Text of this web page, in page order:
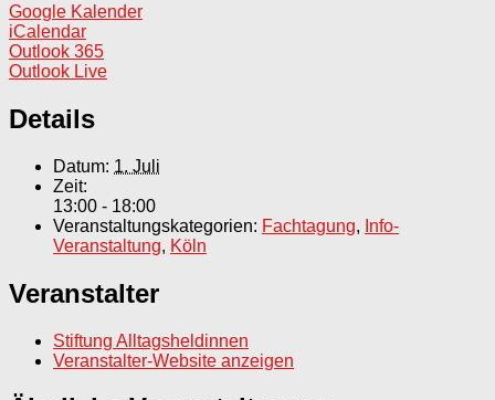
Google Kalender
iCalendar
Outlook 365
Outlook Live
Details
Datum: 1. Juli
Zeit:
13:00 - 18:00
Veranstaltungskategorien: Fachtagung, Info-
Veranstaltung, Köln
Veranstalter
Stiftung Alltagsheldinnen
Veranstalter-Website anzeigen